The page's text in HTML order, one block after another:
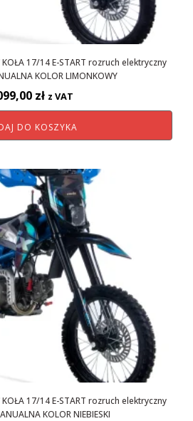
KOŁA 17/14 E-START rozruch elektryczny
KOLOR LIMONKOWY
zł z VAT
DO KOSZYKA
KOŁA 17/14 E-START rozruch elektryczny
KOLOR NIEBIESKI